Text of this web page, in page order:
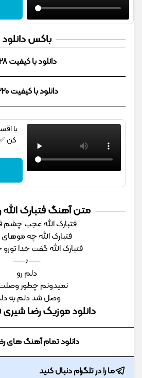
باکس دانلود
دانلود با کیفیت 128
دانلود با کیفیت 320
کن
متن آهنگ فتبارک
فتبارک الله عجب
فتبارک الله چه موهای
فتبارک الله گفت خدا
──♪──
دلم رو
نمیدونم چطور
وصل شد دلم به
دانلود موزیک رضا شیری
دانلود تمام آهنگ های
ما را در تلگرام دنبال کنید